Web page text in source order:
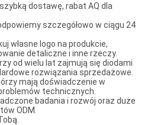
dostawę, rabat AQ dla
szczegółowo w ciągu 24
własne logo na produkcie,
detaliczne i inne rzeczy.
od wielu lat zajmują się diodami
rozwiązania sprzedażowe.
mają doświadczenie w
technicznych.
badania i rozwój oraz duże
ODM.